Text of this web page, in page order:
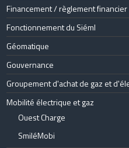
Financement / règlement financier
Fonctionnement du Siéml
Géomatique
Gouvernance
Groupement d'achat de gaz et
Mobilité électrique et gaz
Ouest Charge
SmiléMobi